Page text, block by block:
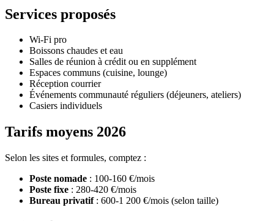
Services proposés
Wi-Fi pro
Boissons chaudes et eau
Salles de réunion à crédit ou en supplément
Espaces communs (cuisine, lounge)
Réception courrier
Événements communauté réguliers (déjeuners, ateliers)
Casiers individuels
Tarifs moyens 2026
Selon les sites et formules, comptez :
Poste nomade : 100-160 €/mois
Poste fixe : 280-420 €/mois
Bureau privatif: 600-1 200 €/mois (selon taille)